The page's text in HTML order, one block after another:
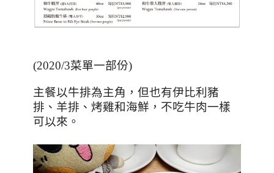
(2020/3菜單一部份)
主餐以牛排為主角，但也有伊比利豬
排、羊排、烤雞和海鮮，不吃牛肉一樣
可以來。